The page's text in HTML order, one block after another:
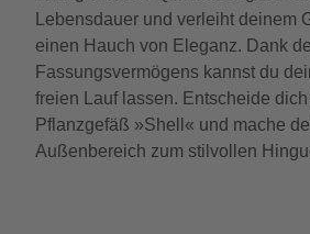
Lebensdauer und verleiht deinem
einen Hauch von Eleganz. Dank
Fassungsvermögens kannst du
freien Lauf lassen. Entscheide
Pflanzgefäß »Shell« und mache
Außenbereich zum stilvollen